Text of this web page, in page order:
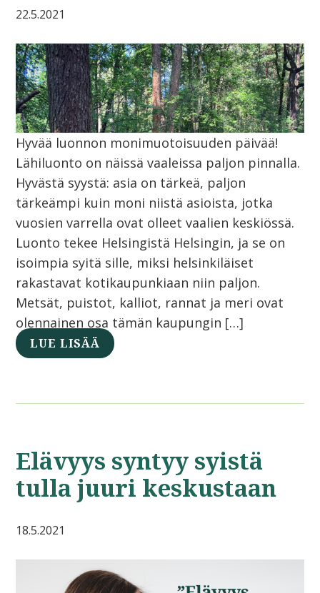
22.5.2021
Hyvää luonnon monimuotoisuuden päivää!
Lähiluonto on näissä vaaleissa paljon pinnalla.
Hyvästä syystä: asia on tärkeä, paljon
tärkeämpi kuin moni niistä asioista, jotka
vuosien varrella ovat olleet vaalien keskiössä.
Luonto tekee Helsingistä Helsingin, ja se on
isoimpia syitä sille, miksi helsinkiläiset
rakastavat kotikaupunkiaan niin paljon.
Metsät, puistot, kalliot, rannat ja meri ovat
olennainen osa tämän kaupungin […]
LUE LISÄÄ
Elävyys syntyy syistä
tulla juuri keskustaan
18.5.2021